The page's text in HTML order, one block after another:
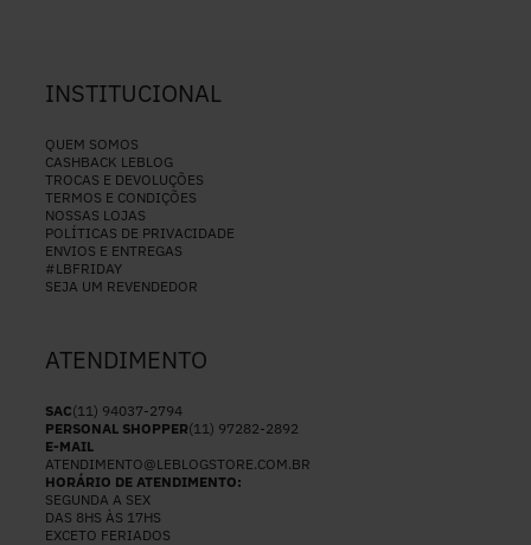
INSTITUCIONAL
QUEM SOMOS
CASHBACK LEBLOG
TROCAS E DEVOLUÇÕES
TERMOS E CONDIÇÕES
NOSSAS LOJAS
POLÍTICAS DE PRIVACIDADE
ENVIOS E ENTREGAS
#LBFRIDAY
SEJA UM REVENDEDOR
ATENDIMENTO
SAC(11) 94037-2794
PERSONAL SHOPPER(11) 97282-2892
E-MAIL
ATENDIMENTO@LEBLOGSTORE.COM.BR
HORÁRIO DE ATENDIMENTO:
SEGUNDA A SEX
DAS 8HS ÀS 17HS
EXCETO FERIADOS